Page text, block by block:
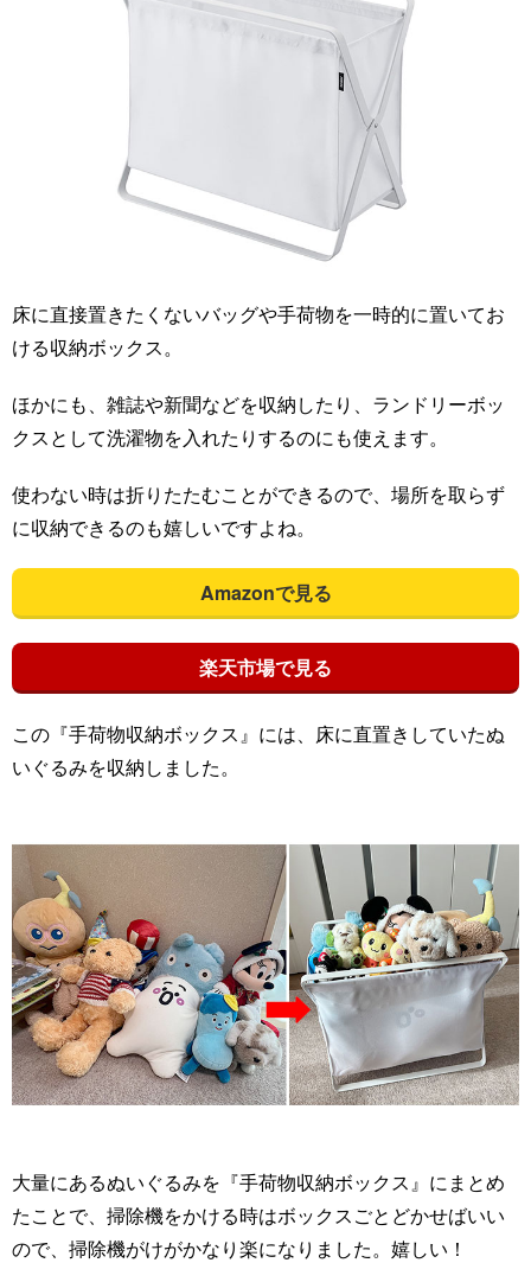
床に直接置きたくないバッグや手荷物を一時的に置いてお
ける収納ボックス。
ほかにも、雑誌や新聞などを収納したり、ランドリーボッ
クスとして洗濯物を入れたりするのにも使えます。
使わない時は折りたたむことができるので、場所を取らず
に収納できるのも嬉しいですよね。
Amazonで見る
楽天市場で見る
この『手荷物収納ボックス』には、床に直置きしていたぬ
いぐるみを収納しました。
大量にあるぬいぐるみを『手荷物収納ボックス』にまとめ
たことで、掃除機をかける時はボックスごとどかせばいい
ので、掃除機がけがかなり楽になりました。嬉しい！